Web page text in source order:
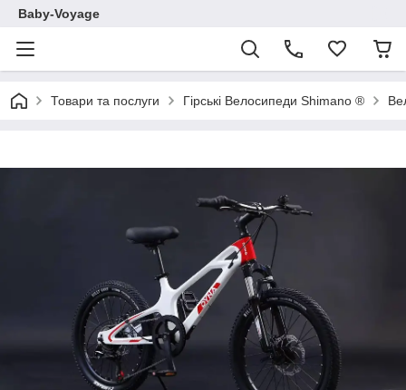
Baby-Voyage
Товари та послуги Гірські Велосипеди Shimano ®